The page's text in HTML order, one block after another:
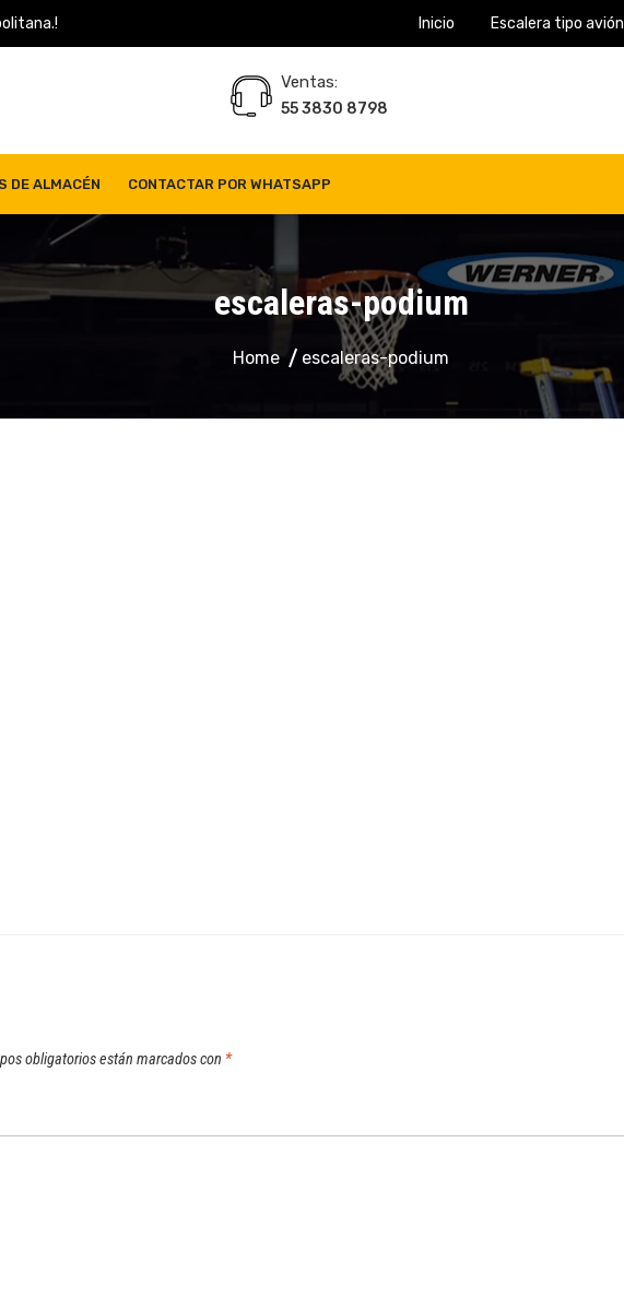
Inicio Escalera tipo avión
Ventas:
55 3830 8798
DE ALMACÉN CONTACTAR POR WHATSAPP
escaleras-podium
Home escaleras-podium
obligatorios están marcados con *